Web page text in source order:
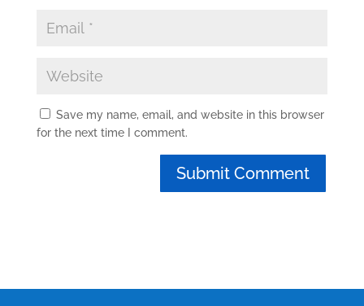
Save my name, email, and website in this browser
for the next time I comment.